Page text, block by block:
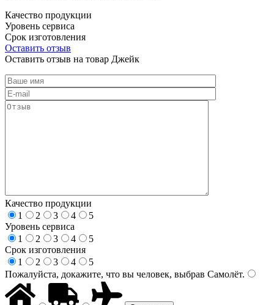
Качество продукции
Уровень сервиса
Срок изготовления
Оставить отзыв
Оставить отзыв на товар Джейк
Качество продукции
1
2 3 4
5
Уровень сервиса
1
2 3 4
5
Срок изготовления
1
2 3 4
5
Пожалуйста, докажите, что вы человек, выбрав Самолёт.